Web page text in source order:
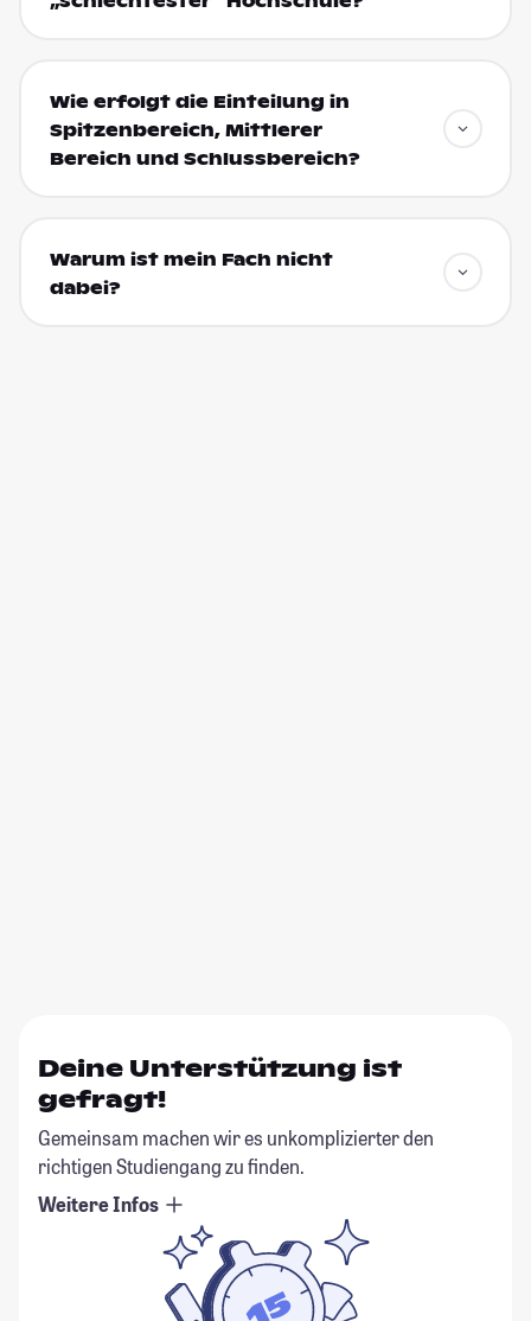
Wie erfolgt die Einteilung in
Spitzenbereich, Mittlerer
Bereich und Schlussbereich?
Warum ist mein Fach nicht
dabei?
Deine Unterstützung ist
gefragt!
Gemeinsam machen wir es unkomplizierter den
richtigen Studiengang zu finden.
Weitere Infos